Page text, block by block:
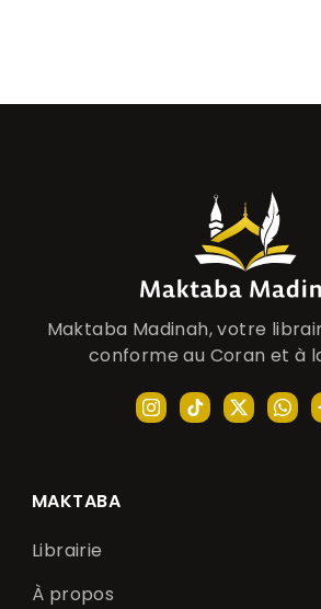
Maktaba Madinah, votre
conforme au Coran et à
MAKTABA
Librairie
À propos